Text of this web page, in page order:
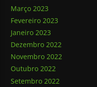
Março 2023
Fevereiro 2023
Janeiro 2023
Dezembro 2022
Novembro 2022
Outubro 2022
Setembro 2022